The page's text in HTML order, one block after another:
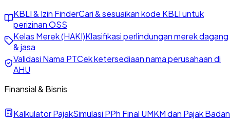
KBLI & Izin FinderCari & sesuaikan kode KBLI untuk
perizinan OSS
Kelas Merek (HAKI)Klasifikasi perlindungan merek dagang
& jasa
Validasi Nama PTCek ketersediaan nama perusahaan di
AHU
Finansial & Bisnis
Kalkulator PajakSimulasi PPh Final UMKM dan Pajak Badan